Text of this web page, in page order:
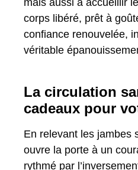
corps libéré, prêt à
confiance renouvelée,
véritable
La circulation
cadeaux pour
En relevant les jambes
ouvre la porte à un
rythmé par